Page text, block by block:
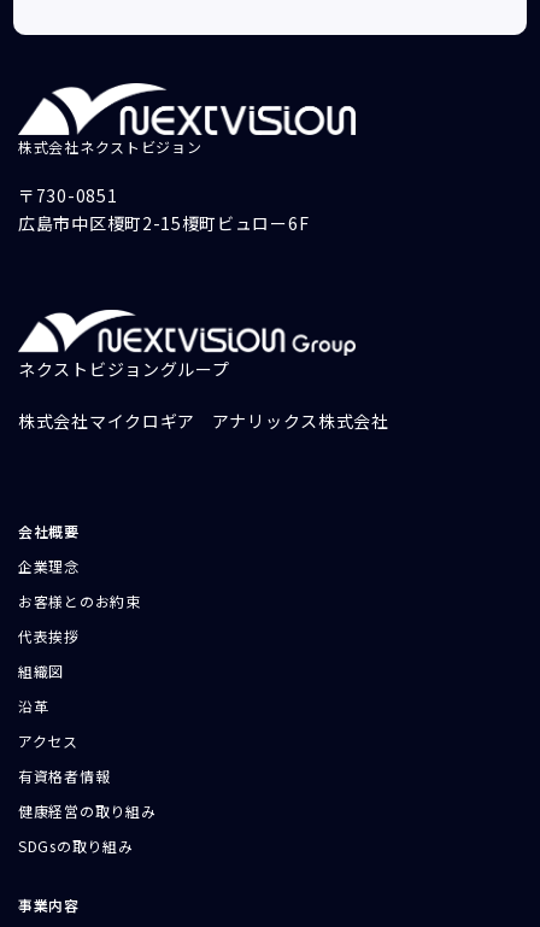
株式会社ネクストビジョン
〒730-0851
広島市中区榎町2-15榎町ビュロー6F
ネクストビジョングループ
株式会社マイクロギア アナリックス株式会社
会社概要
企業理念
お客様とのお約束
代表挨拶
組織図
沿革
アクセス
有資格者情報
健康経営の取り組み
SDGsの取り組み
事業内容